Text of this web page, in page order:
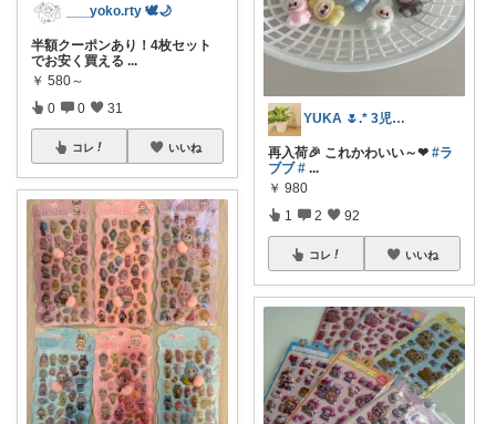
___yoko.rty 🕊🌙
半額クーポンあり！4枚セット
でお安く買える ...
￥ 580～
0 0 31
コレ いいね
YUKA 🌷.* 3児ママ
再入荷🎉 これかわいい～❤ #ラ
ブブ # ...
￥ 980
1 2 92
コレ いいね